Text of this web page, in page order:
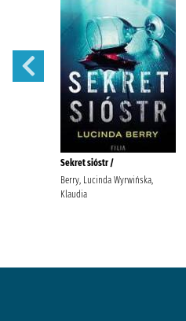
Sekret sióstr /
Berry, Lucinda Wyrwińska,
Klaudia